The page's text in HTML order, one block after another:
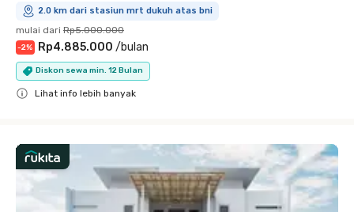
2.0 km dari stasiun mrt dukuh atas bni
mulai dari Rp5.000.000
-2% Rp4.885.000 /bulan
Diskon sewa min. 12 Bulan
Lihat info lebih banyak